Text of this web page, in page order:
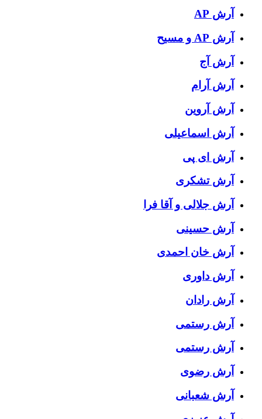
آرش AP
آرش AP و مسیح
آرش آج
آرش آرام
آرش آروین
آرش اسماعیلی
آرش ای پی
آرش تشکری
آرش جلالی و آقا فرا
آرش حسینی
آرش خان احمدی
آرش داوری
آرش رادان
آرش رستمى
آرش رستمی
آرش رضوی
آرش شعبانی